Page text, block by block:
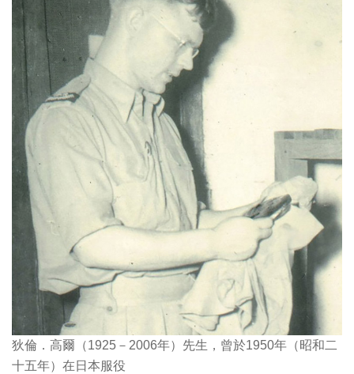
狄倫．高爾（1925－2006年）先生，曾於1950年（昭和二
十五年）在日本服役